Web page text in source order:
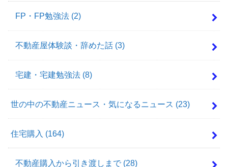
FP・FP勉強法 (2)
不動産屋体験談・辞めた話 (3)
宅建・宅建勉強法 (8)
世の中の不動産ニュース・気になるニュース (23)
住宅購入 (164)
不動産購入から引き渡しまで (28)